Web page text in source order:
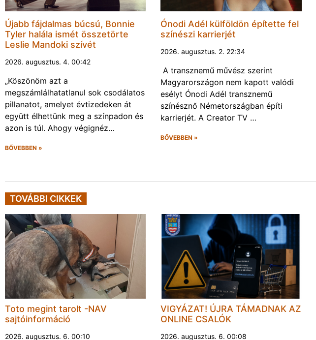
Újabb fájdalmas búcsú, Bonnie
Tyler halála ismét összetörte
Leslie Mandoki szívét
2026. augusztus. 4. 00:42
„Köszönöm azt a
megszámlálhatatlanul sok csodálatos
pillanatot, amelyet évtizedeken át
együtt élhettünk meg a színpadon és
azon is túl. Ahogy végignéz…
BŐVEBBEN »
Ónodi Adél külföldön építette fel
színészi karrierjét
2026. augusztus. 2. 22:34
A transznemű művész szerint
Magyarországon nem kapott valódi
esélyt Ónodi Adél transznemű
színésznő Németországban építi
karrierjét. A Creator TV …
BŐVEBBEN »
TOVÁBBI CIKKEK
Toto megint tarolt -NAV
sajtóinformáció
2026. augusztus. 6. 00:10
VIGYÁZAT! ÚJRA TÁMADNAK AZ
ONLINE CSALÓK
2026. augusztus. 6. 00:08